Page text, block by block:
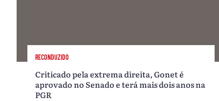
RECONDUZIDO
Criticado pela extrema direita, Gonet é
aprovado no Senado e terá mais dois anos na
PGR